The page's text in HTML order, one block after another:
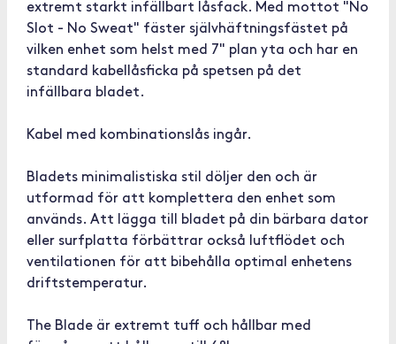
extremt starkt infällbart låsfack. Med mottot "No
Slot - No Sweat" fäster självhäftningsfästet på
vilken enhet som helst med 7" plan yta och har en
standard kabellåsficka på spetsen på det
infällbara bladet.
Kabel med kombinationslås ingår.
Bladets minimalistiska stil döljer den och är
utformad för att komplettera den enhet som
används. Att lägga till bladet på din bärbara dator
eller surfplatta förbättrar också luftflödet och
ventilationen för att bibehålla optimal enhetens
driftstemperatur.
The Blade är extremt tuff och hållbar med